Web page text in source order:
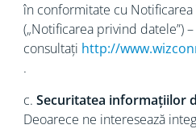
în conformitate cu
(„Notificarea privind datele”) –
consultați http://
.
c. Securitatea informațiilor
Deoarece ne interesează